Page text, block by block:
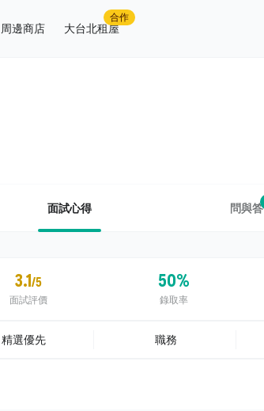
周邊商店 大台北租屋
合作
面試心得 問與答
3.1/5
面試評價
50%
錄取率
職務